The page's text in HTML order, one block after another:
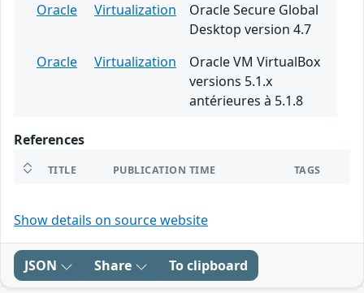
Oracle
Virtualization
Oracle Secure Global
Desktop version 4.7
Oracle
Virtualization
Oracle VM VirtualBox
versions 5.1.x
antérieures à 5.1.8
References
TITLE PUBLICATION TIME TAGS
Show details on source website
JSON Share To clipboard